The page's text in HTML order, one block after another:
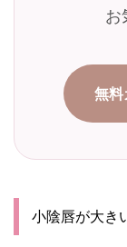
お
無料
小陰唇が大き